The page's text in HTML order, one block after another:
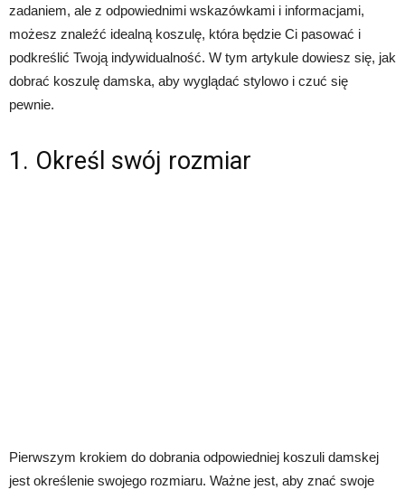
zadaniem, ale z odpowiednimi wskazówkami i informacjami,
możesz znaleźć idealną koszulę, która będzie Ci pasować i
podkreślić Twoją indywidualność. W tym artykule dowiesz się, jak
dobrać koszulę damska, aby wyglądać stylowo i czuć się
pewnie.
1. Określ swój rozmiar
Pierwszym krokiem do dobrania odpowiedniej koszuli damskej
jest określenie swojego rozmiaru. Ważne jest, aby znać swoje